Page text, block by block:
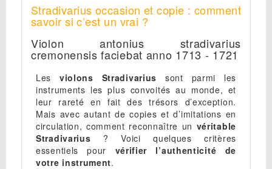
Stradivarius occasion et copie : comment
savoir si c’est un vrai ?
Violon antonius stradivarius
cremonensis faciebat anno 1713 - 1721
Les violons Stradivarius sont parmi les
instruments les plus convoités au monde, et
leur rareté en fait des trésors d’exception.
Mais avec autant de copies et d’imitations en
circulation, comment reconnaître un véritable
Stradivarius ? Voici quelques critères
essentiels pour vérifier l’authenticité de
votre instrument.